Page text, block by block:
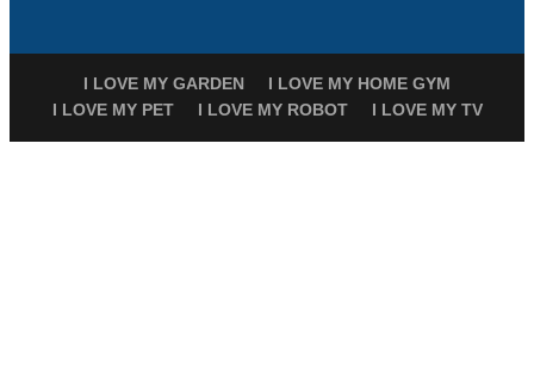
I LOVE MY GARDEN
I LOVE MY HOME GYM
I LOVE MY PET
I LOVE MY ROBOT I LOVE MY TV